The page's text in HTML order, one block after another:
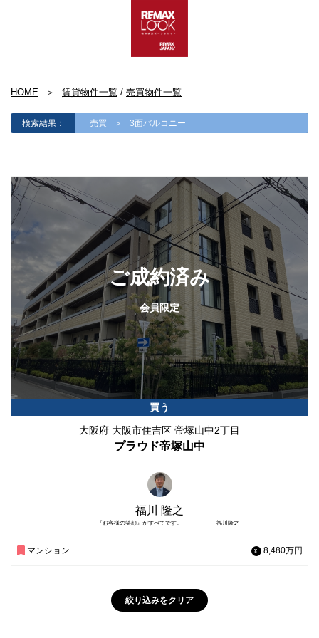
HOME 賃貸物件一覧 / 売買物件一覧
検索結果： 売買 3面バルコニー
ご成約済み
会員限定
買う
大阪府 大阪市住吉区 帝塚山中2丁目
プラウド帝塚山中
福川 隆之
『お客様の笑顔』がすべてです。 福川隆之
マンション 8,480万円
絞り込みをクリア